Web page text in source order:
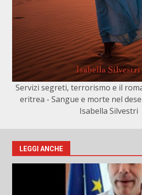
Servizi segreti, terrorismo e il
eritrea - Sangue e morte nel
Isabella Silvestri
LEGGI ANCHE